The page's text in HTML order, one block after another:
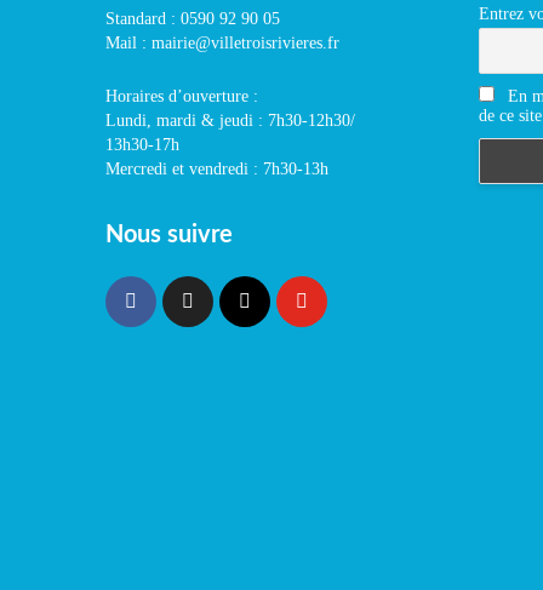
Standard : 0590 92 90 05
Mail : mairie@villetroisrivieres.fr
Horaires d’ouverture :
Lundi, mardi & jeudi : 7h30-12h30/
13h30-17h
Mercredi et vendredi : 7h30-13h
Nous suivre
Entrez
En
de ce site